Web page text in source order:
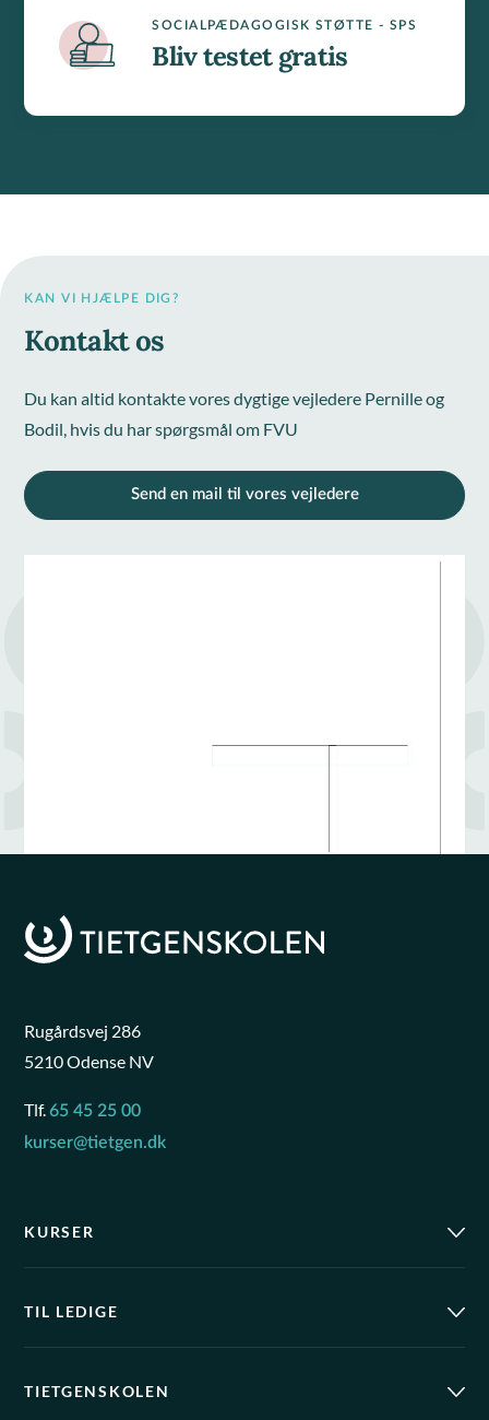
SOCIALPÆDAGOGISK STØTTE - SPS
Bliv testet gratis
KAN VI HJÆLPE DIG?
Kontakt os
Du kan altid kontakte vores dygtige vejledere Pernille og
Bodil, hvis du har spørgsmål om FVU
Send en mail til vores vejledere
Rugårdsvej 286
5210 Odense NV
Tlf.65 45 25 00
kurser@tietgen.dk
KURSER
TIL LEDIGE
TIETGENSKOLEN